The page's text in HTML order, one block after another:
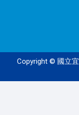
Copyright © 國立